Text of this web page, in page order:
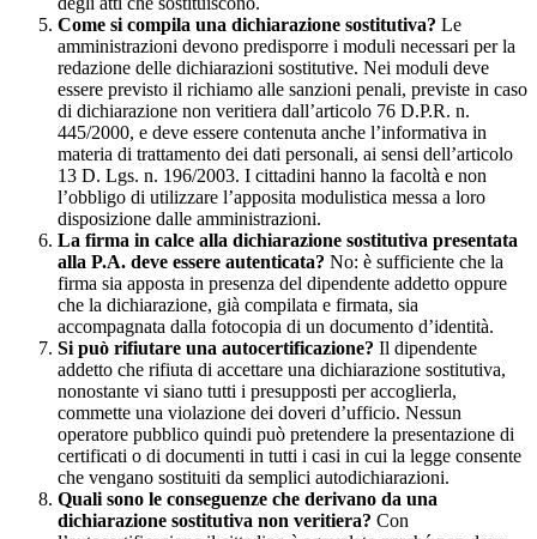
Come si compila una dichiarazione sostitutiva? Le
amministrazioni devono predisporre i moduli necessari per la
redazione delle dichiarazioni sostitutive. Nei moduli deve
essere previsto il richiamo alle sanzioni penali, previste in caso
di dichiarazione non veritiera dall’articolo 76 D.P.R. n.
445/2000, e deve essere contenuta anche l’informativa in
materia di trattamento dei dati personali, ai sensi dell’articolo
13 D. Lgs. n. 196/2003. I cittadini hanno la facoltà e non
l’obbligo di utilizzare l’apposita modulistica messa a loro
disposizione dalle amministrazioni.
La firma in calce alla dichiarazione sostitutiva presentata
alla P.A. deve essere autenticata? No: è sufficiente che la
firma sia apposta in presenza del dipendente addetto oppure
che la dichiarazione, già compilata e firmata, sia
accompagnata dalla fotocopia di un documento d’identità.
Si può rifiutare una autocertificazione? Il dipendente
addetto che rifiuta di accettare una dichiarazione sostitutiva,
nonostante vi siano tutti i presupposti per accoglierla,
commette una violazione dei doveri d’ufficio. Nessun
operatore pubblico quindi può pretendere la presentazione di
certificati o di documenti in tutti i casi in cui la legge consente
che vengano sostituiti da semplici autodichiarazioni.
Quali sono le conseguenze che derivano da una
dichiarazione sostitutiva non veritiera? Con